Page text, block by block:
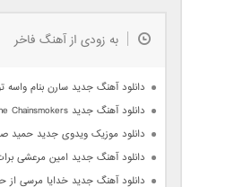
به زودی از آهنگ فاخر
دانلود آهنگ جدید سارن بنام واسه
دانلود آهنگ جدید The Chainsmokers و Emily Warren بنام Side Effects
دانلود موزیک ویدوی جدید حمید
دانلود آهنگ جدید امین مرعشی
دانلود آهنگ جدید خدایا مرسی